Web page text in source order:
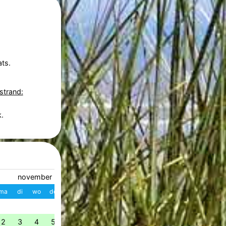
november 2026
di wo do vr za zo
1
2
3 4 5 6 7
8
december 2026
W ma di wo do vr
49 1 2 3
7 8 9 10 11